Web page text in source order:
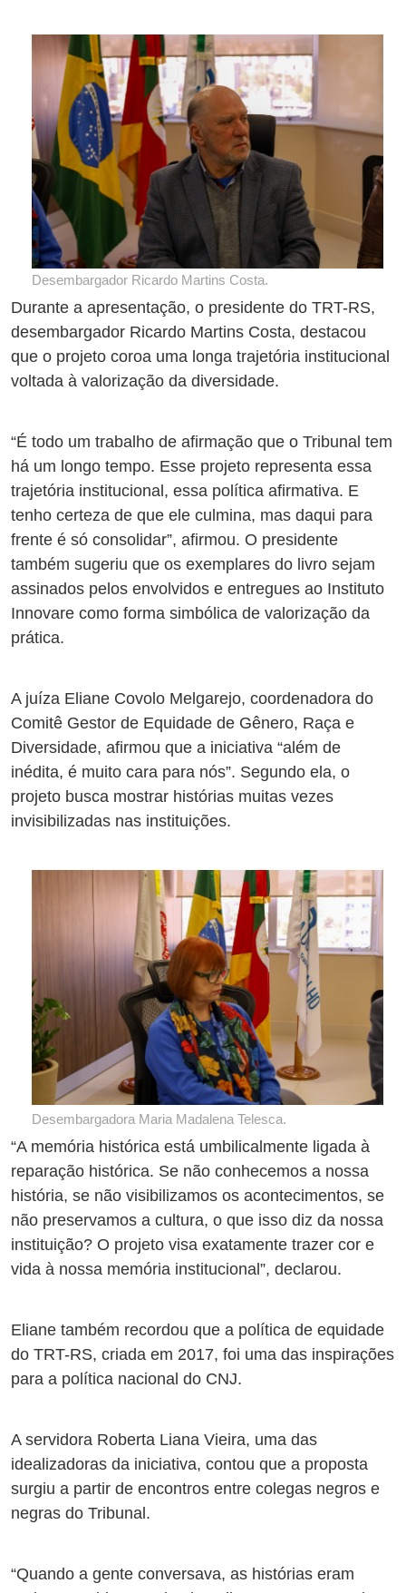
Desembargador Ricardo Martins Costa.
Durante a apresentação, o presidente do TRT-RS,
desembargador Ricardo Martins Costa, destacou
que o projeto coroa uma longa trajetória institucional
voltada à valorização da diversidade.
“É todo um trabalho de afirmação que o Tribunal tem
há um longo tempo. Esse projeto representa essa
trajetória institucional, essa política afirmativa. E
tenho certeza de que ele culmina, mas daqui para
frente é só consolidar”, afirmou. O presidente
também sugeriu que os exemplares do livro sejam
assinados pelos envolvidos e entregues ao Instituto
Innovare como forma simbólica de valorização da
prática.
A juíza Eliane Covolo Melgarejo, coordenadora do
Comitê Gestor de Equidade de Gênero, Raça e
Diversidade, afirmou que a iniciativa “além de
inédita, é muito cara para nós”. Segundo ela, o
projeto busca mostrar histórias muitas vezes
invisibilizadas nas instituições.
Desembargadora Maria Madalena Telesca.
“A memória histórica está umbilicalmente ligada à
reparação histórica. Se não conhecemos a nossa
história, se não visibilizamos os acontecimentos, se
não preservamos a cultura, o que isso diz da nossa
instituição? O projeto visa exatamente trazer cor e
vida à nossa memória institucional”, declarou.
Eliane também recordou que a política de equidade
do TRT-RS, criada em 2017, foi uma das inspirações
para a política nacional do CNJ.
A servidora Roberta Liana Vieira, uma das
idealizadoras da iniciativa, contou que a proposta
surgiu a partir de encontros entre colegas negros e
negras do Tribunal.
“Quando a gente conversava, as histórias eram